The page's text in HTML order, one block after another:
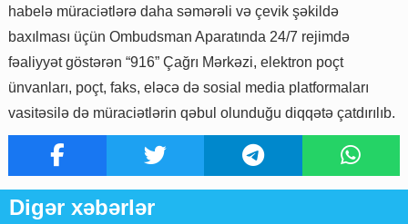
habelə müraciətlərə daha səmərəli və çevik şəkildə
baxılması üçün Ombudsman Aparatında 24/7 rejimdə
fəaliyyət göstərən “916” Çağrı Mərkəzi, elektron poçt
ünvanları, poçt, faks, eləcə də sosial media platformaları
vasitəsilə də müraciətlərin qəbul olunduğu diqqətə çatdırılıb.
Digər xəbərlər